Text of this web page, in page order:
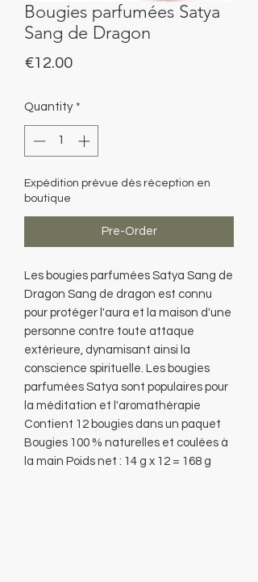
Bougies parfumées Satya
Sang de Dragon
€12.00Price
Quantity *
Expédition prévue dès réception en
boutique
Pre-Order
Les bougies parfumées Satya Sang de
Dragon Sang de dragon est connu
pour protéger l'aura et la maison d'une
personne contre toute attaque
extérieure, dynamisant ainsi la
conscience spirituelle. Les bougies
parfumées Satya sont populaires pour
la méditation et l'aromathérapie
Contient 12 bougies dans un paquet
Bougies 100 % naturelles et coulées à
la main Poids net : 14 g x 12 = 168 g